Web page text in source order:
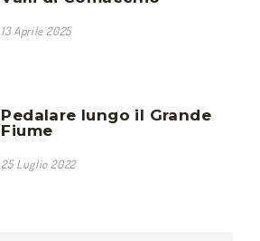
13 Aprile 2025
Pedalare lungo il Grande
Fiume
25 Luglio 2022